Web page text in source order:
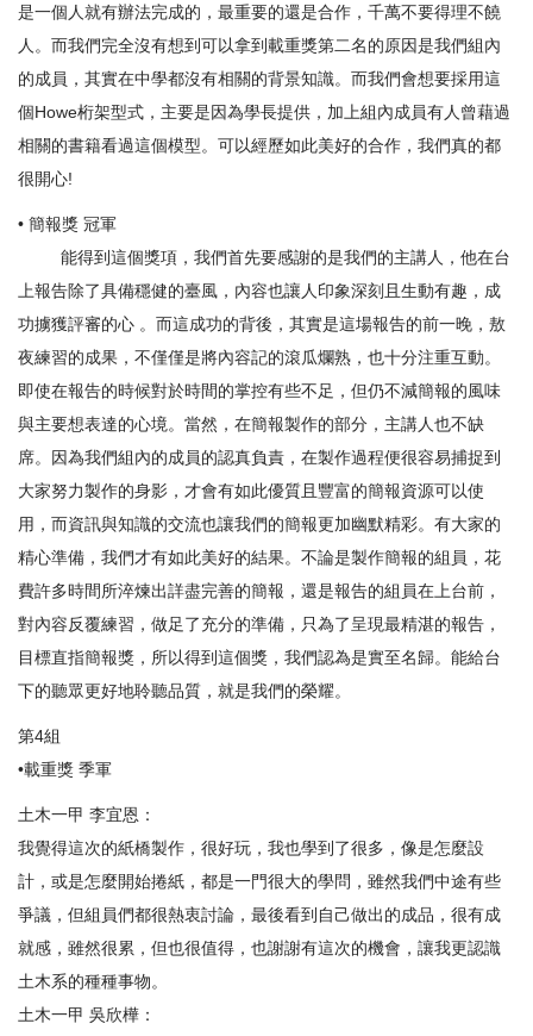
是一個人就有辦法完成的，最重要的還是合作，千萬不要得理不饒
人。而我們完全沒有想到可以拿到載重獎第二名的原因是我們組內
的成員，其實在中學都沒有相關的背景知識。而我們會想要採用這
個Howe桁架型式，主要是因為學長提供，加上組內成員有人曾藉過
相關的書籍看過這個模型。可以經歷如此美好的合作，我們真的都
很開心!
• 簡報獎 冠軍
能得到這個獎項，我們首先要感謝的是我們的主講人，他在台
上報告除了具備穩健的臺風，內容也讓人印象深刻且生動有趣，成
功擄獲評審的心 。而這成功的背後，其實是這場報告的前一晚，敖
夜練習的成果，不僅僅是將內容記的滾瓜爛熟，也十分注重互動。
即使在報告的時候對於時間的掌控有些不足，但仍不減簡報的風味
與主要想表達的心境。當然，在簡報製作的部分，主講人也不缺
席。因為我們組內的成員的認真負責，在製作過程便很容易捕捉到
大家努力製作的身影，才會有如此優質且豐富的簡報資源可以使
用，而資訊與知識的交流也讓我們的簡報更加幽默精彩。有大家的
精心準備，我們才有如此美好的結果。不論是製作簡報的組員，花
費許多時間所淬煉出詳盡完善的簡報，還是報告的組員在上台前，
對內容反覆練習，做足了充分的準備，只為了呈現最精湛的報告，
目標直指簡報獎，所以得到這個獎，我們認為是實至名歸。能給台
下的聽眾更好地聆聽品質，就是我們的榮耀。
第4組
•載重獎 季軍
土木一甲 李宜恩：
我覺得這次的紙橋製作，很好玩，我也學到了很多，像是怎麼設
計，或是怎麼開始捲紙，都是一門很大的學問，雖然我們中途有些
爭議，但組員們都很熱衷討論，最後看到自己做出的成品，很有成
就感，雖然很累，但也很值得，也謝謝有這次的機會，讓我更認識
土木系的種種事物。
土木一甲 吳欣樺：